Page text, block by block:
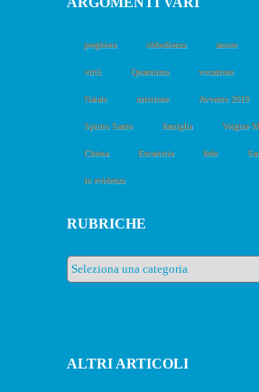
preghiera obbedienza amore
virtù Quaresima vocazione
Natale missione Avvento 2019
Spirito Santo famiglia Vergine
Chiesa Eucaristia fede
in evidenza
RUBRICHE
Rubriche
ALTRI ARTICOLI